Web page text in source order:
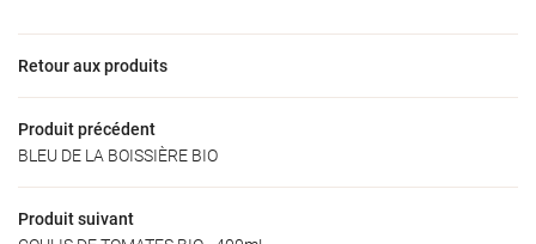
Accueil
produits
Retour aux produits
Produit précédent
BLEU DE LA BOISSIÈRE BIO
Produit suivant